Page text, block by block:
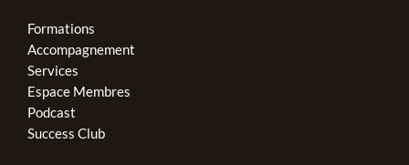
Formations
Accompagnement
Services
Espace Membres
Podcast
Success Club